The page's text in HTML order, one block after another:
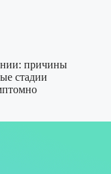
причины
стадии